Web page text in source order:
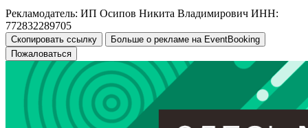
Рекламодатель: ИП Осипов Никита Владимирович ИНН:
772832289705
Скопировать ссылку
Больше о рекламе на EventBooking
Пожаловаться